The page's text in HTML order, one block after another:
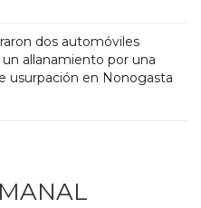
dos automóviles
allanamiento por una
usurpación en Nonogasta